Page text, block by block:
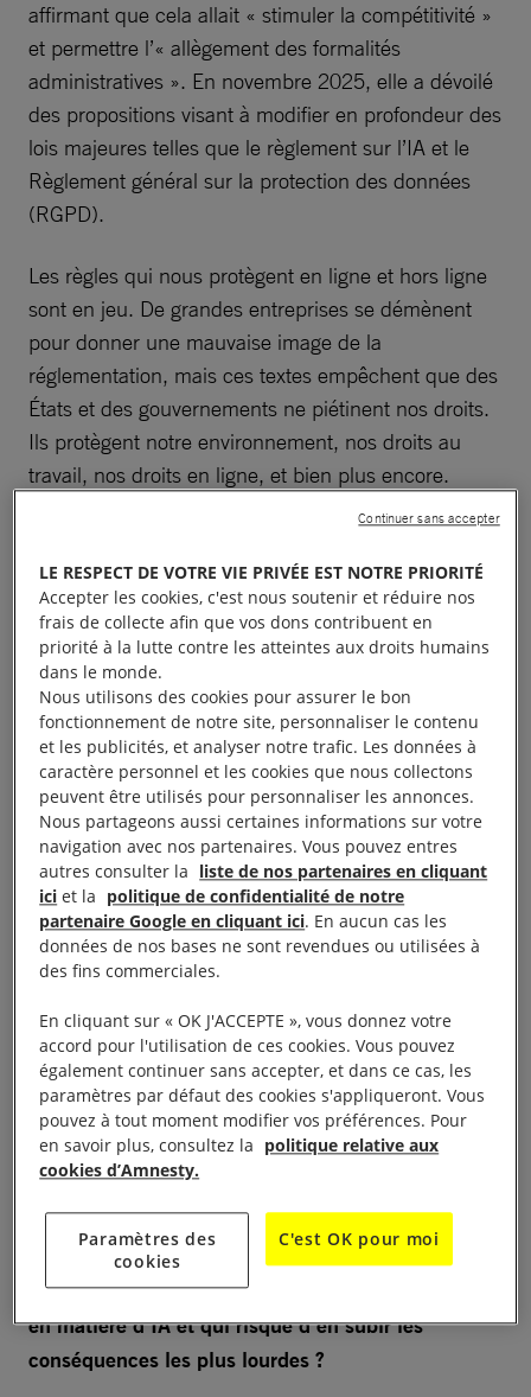
affirmant que cela allait « stimuler la compétitivité »
et permettre l’« allègement des formalités
administratives ». En novembre 2025, elle a dévoilé
des propositions visant à modifier en profondeur des
lois majeures telles que le règlement sur l’IA et le
Règlement général sur la protection des données
(RGPD).
Les règles qui nous protègent en ligne et hors ligne
sont en jeu. De grandes entreprises se démènent
pour donner une mauvaise image de la
réglementation, mais ces textes empêchent que des
États et des gouvernements ne piétinent nos droits.
Ils protègent notre environnement, nos droits au
travail, nos droits en ligne, et bien plus encore.
mesures dit « omnibus numérique » de la
Commission menace d’affaiblir les règles
numériques de l’UE qui étaient autrefois
considérées comme des références mondiales pour
le respect de la vie privée et l’IA. Cela joue sur une
fausse dichotomie entre réglementation et
innovation, défendue par les géants de la haute
technologie qui souhaitent un environnement dénué
de règles, qui accorde la priorité aux profits à tout
prix. La véritable innovation consiste à trouver des
moyens de garantir que les avantages des nouvelles
technologies soient partagés par la société dans son
ensemble, et ne servent pas uniquement les intérêts
Les propositions présentées sous couvert de
« simplification » représentent un recul sans
précédent des droits en ligne qui nous protègent, au
niveau de l’UE, de la surveillance des entreprises et
systèmes d’IA, entre autres problématiques.
Qui profite de la déréglementation/simplification
en matière d’IA et qui risque d’en subir les
conséquences les plus lourdes ?
LE RESPECT DE VOTRE VIE PRIVÉE EST NOTRE PRIORITÉ
Accepter les cookies, c'est nous soutenir et réduire nos
frais de collecte afin que vos dons contribuent en
priorité à la lutte contre les atteintes aux droits humains
dans le monde.
Nous utilisons des cookies pour assurer le bon
fonctionnement de notre site, personnaliser le contenu
et les publicités, et analyser notre trafic. Les données à
caractère personnel et les cookies que nous collectons
peuvent être utilisés pour personnaliser les annonces.
Nous partageons aussi certaines informations sur votre
navigation avec nos partenaires. Vous pouvez entres
autres consulter la liste de nos partenaires en cliquant
ici et la politique de confidentialité de notre
partenaire Google en cliquant ici. En aucun cas les
données de nos bases ne sont revendues ou utilisées à
des fins commerciales.
En cliquant sur « OK J'ACCEPTE », vous donnez votre
accord pour l'utilisation de ces cookies. Vous pouvez
également continuer sans accepter, et dans ce cas, les
paramètres par défaut des cookies s'appliqueront. Vous
pouvez à tout moment modifier vos préférences. Pour
en savoir plus, consultez la politique relative aux
cookies d’Amnesty.
Paramètres des
cookies
C'est OK pour moi
Continuer sans accepter